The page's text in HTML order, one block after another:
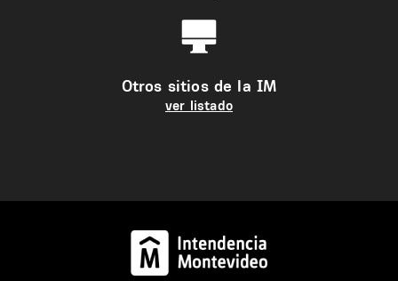
Otros sitios de la IM
ver listado